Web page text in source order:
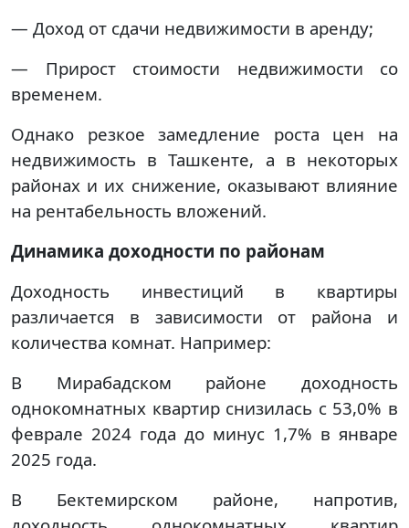
— Доход от сдачи недвижимости в аренду;
— Прирост стоимости недвижимости со
временем.
Однако резкое замедление роста цен на
недвижимость в Ташкенте, а в некоторых
районах и их снижение, оказывают влияние
на рентабельность вложений.
Динамика доходности по районам
Доходность инвестиций в квартиры
различается в зависимости от района и
количества комнат. Например:
В Мирабадском районе доходность
однокомнатных квартир снизилась с 53,0% в
феврале 2024 года до минус 1,7% в январе
2025 года.
В Бектемирском районе, напротив,